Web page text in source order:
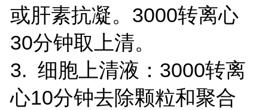
或肝素抗凝。3000转离心
30分钟取上清。
3. 细胞上清液：3000转离
心10分钟去除颗粒和聚合